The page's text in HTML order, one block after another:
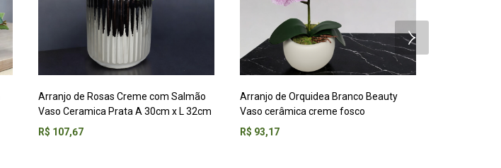
Arranjo de Rosas Creme com Salmão
Vaso Ceramica Prata A 30cm x L 32cm
R$ 107,67
Arranjo de Orquidea Branco Beauty
Vaso cerâmica creme fosco
R$ 93,17